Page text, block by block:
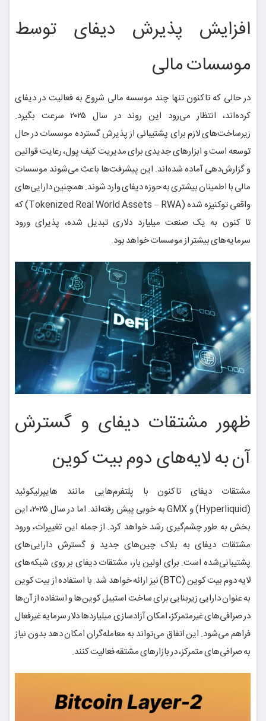
افزایش پذیرش دیفای توسط
موسسات مالی
در حالی که تاکنون تنها چند موسسه مالی شروع به فعالیت در دیفای
کرده‌اند، انتظار می‌رود این روند در سال ۲۰۲۵ سرعت بگیرد.
زیرساخت‌های لازم برای پشتیبانی از پذیرش گسترده موسسات در حال
توسعه است و ابزارهای جدیدی برای مدیریت کیف پول، رعایت قوانین
و گزارش‌دهی آماده شده‌اند. این پیشرفت‌ها باعث می‌شوند موسسات
مالی با اطمینان بیشتری به حوزه دیفای وارد شوند. همچنین دارایی‌های
واقعی توکنیزه شده (Tokenized Real World Assets – RWA) که
تا کنون به یک صنعت میلیارد دلاری تبدیل شده، پذیرای ورود
سرمایه‌های بیشتر از موسسات خواهد بود.
ظهور مشتقات دیفای و گسترش
آن به لایه‌های دوم بیت کوین
مشتقات دیفای تاکنون با پلتفرم‌هایی مانند هایپرلیکوئید
(Hyperliquid) و GMX به خوبی پیش رفته‌اند. اما در سال ۲۰۲۵، این
بخش به طور چشم‌گیری رشد خواهد کرد. از جمله این تغییرات، ورود
مشتقات دیفای به بلاک چین‌های جدید و گسترش دارایی‌های
پشتیبانی‌شده است. برای اولین بار، مشتقات دیفای بر روی شبکه‌های
لایه دوم بیت کوین (BTC) نیز ارائه خواهد شد. با استفاده از بیت کوین
به عنوان دارایی زیربنایی برای ساخت استیبل کوین‌ها و استفاده از آن‌ها
در صرافی‌های غیرمتمرکز، امکان آزادسازی میلیاردها دلار سرمایه غیرفعال
فراهم می‌شود. این اتفاق می‌تواند به معامله‌گران امکان دهد بدون نیاز
به صرافی‌های متمرکز، در بازارهای مشتقه فعالیت کنند.